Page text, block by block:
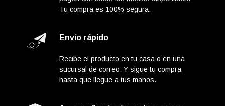
Tu compra es 100% segura.
Envío rápido
Recibe el producto en tu casa o en una
sucursal de correo. Y sigue tu compra
hasta que llegue a tus manos.